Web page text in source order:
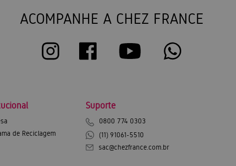
ACOMPANHE A CHEZ FRANCE
de Reciclagem
Suporte
0800 774 0303
(11) 91061-5510
sac@chezfrance.com.br